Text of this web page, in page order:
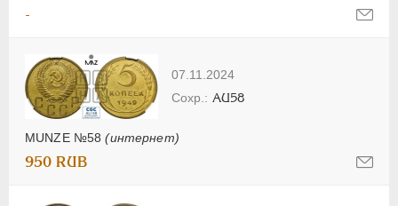
-
07.11.2024
MUNZE №58(интернет)
AU58
950 RUB